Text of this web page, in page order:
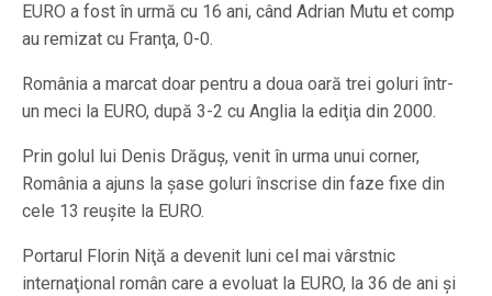
EURO a fost în urmă cu 16 ani, când Adrian Mutu et comp
au remizat cu Franţa, 0-0.
România a marcat doar pentru a doua oară trei goluri într-
un meci la EURO, după 3-2 cu Anglia la ediţia din 2000.
Prin golul lui Denis Drăguş, venit în urma unui corner,
România a ajuns la şase goluri înscrise din faze fixe din
cele 13 reuşite la EURO.
Portarul Florin Niţă a devenit luni cel mai vârstnic
internaţional român care a evoluat la EURO, la 36 de ani şi